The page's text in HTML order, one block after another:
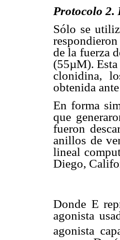
Protocolo 2.
Sólo se
de la fuerza
(55µM).
clonidina,
obtenida
En forma
que
fueron
anillos de
lineal
Diego,
Donde E
agonista
agonista